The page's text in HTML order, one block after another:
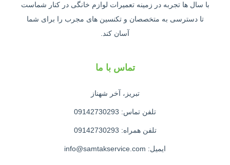
با سال ها تجربه در زمینه تعمیرات لوازم خانگی در کنار شماست
تا دسترسی به متخصصان و تکنسین های مجرب را برای شما
آسان کند.
تماس با ما
تبریز، آخر شهناز
تلفن تماس: 09142730293
تلفن همراه: 09142730293
ایمیل: info@samtakservice.com